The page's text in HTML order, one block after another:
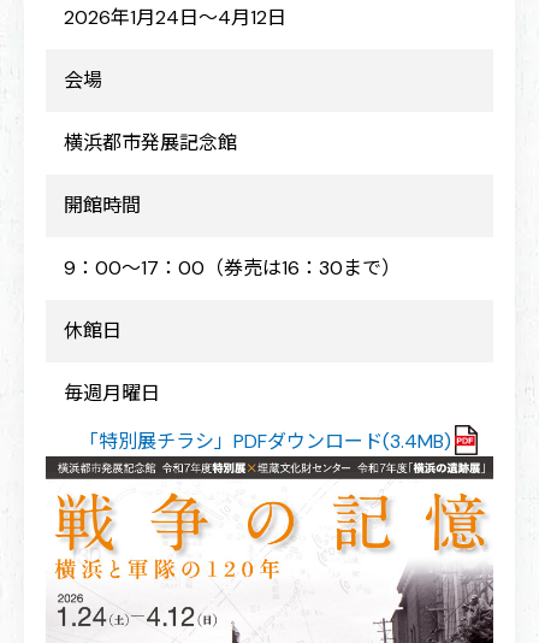
2026年1月24日～4月12日
会場
横浜都市発展記念館
開館時間
9：00～17：00（券売は16：30まで）
休館日
毎週月曜日
「特別展チラシ」PDFダウンロード(3.4MB)